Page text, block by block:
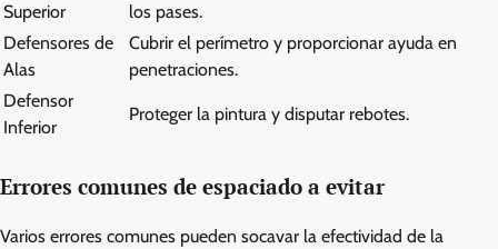
Superior
los pases.
Defensores de
Alas
Cubrir el perímetro y proporcionar ayuda en
penetraciones.
Defensor
Inferior
Proteger la pintura y disputar rebotes.
Errores comunes de espaciado a evitar
Varios errores comunes pueden socavar la efectividad de la